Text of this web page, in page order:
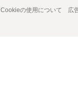
Cookieの使用について 広